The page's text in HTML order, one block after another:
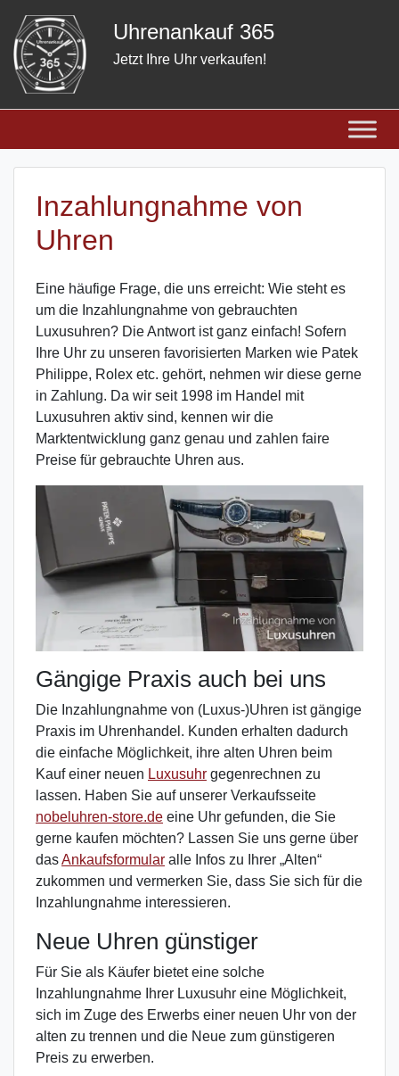
content
Uhrenankauf 365
Jetzt Ihre Uhr verkaufen!
Inzahlungnahme von
Uhren
Eine häufige Frage, die uns erreicht: Wie steht es
um die Inzahlungnahme von gebrauchten
Luxusuhren? Die Antwort ist ganz einfach! Sofern
Ihre Uhr zu unseren favorisierten Marken wie Patek
Philippe, Rolex etc. gehört, nehmen wir diese gerne
in Zahlung. Da wir seit 1998 im Handel mit
Luxusuhren aktiv sind, kennen wir die
Marktentwicklung ganz genau und zahlen faire
Preise für gebrauchte Uhren aus.
Gängige Praxis auch bei uns
Die Inzahlungnahme von (Luxus-)Uhren ist gängige
Praxis im Uhrenhandel. Kunden erhalten dadurch
die einfache Möglichkeit, ihre alten Uhren beim
Kauf einer neuen Luxusuhr gegenrechnen zu
lassen. Haben Sie auf unserer Verkaufsseite
nobeluhren-store.de eine Uhr gefunden, die Sie
gerne kaufen möchten? Lassen Sie uns gerne über
dasAnkaufsformular alle Infos zu Ihrer „Alten“
zukommen und vermerken Sie, dass Sie sich für die
Inzahlungnahme interessieren.
Neue Uhren günstiger
Für Sie als Käufer bietet eine solche
Inzahlungnahme Ihrer Luxusuhr eine Möglichkeit,
sich im Zuge des Erwerbs einer neuen Uhr von der
alten zu trennen und die Neue zum günstigeren
Preis zu erwerben.